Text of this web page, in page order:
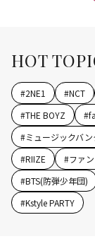
HOT
#2NE1 #NCT
#THE BOYZ #
#ミュージックバ
#RIIZE #ファ
#BTS(防弾少年団)
#Kstyle PARTY